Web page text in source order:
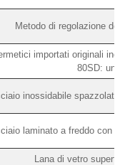
Metodo di regolazione
importati originali
80SD: un
inossidabile spazzolato
laminato a freddo con
Lana di vetro